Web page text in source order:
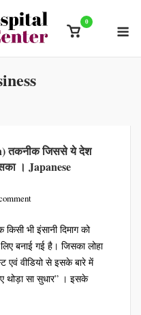
View
cart
0
तकनीक जिससे ये देश
। Japanese
भी इंसानी दिमाग को
बनाई गई है। जिसका लोहा
एवं वीडियो से इसके बारे में
थोड़ा सा सुधार” । इसके